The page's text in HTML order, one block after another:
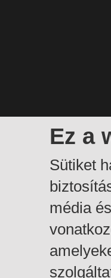
Ez a
Sütiket
média